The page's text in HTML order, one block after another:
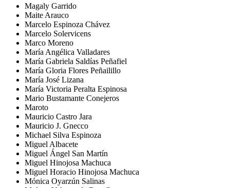
Magaly Garrido
Maite Arauco
Marcelo Espinoza Chávez
Marcelo Solervicens
Marco Moreno
María Angélica Valladares
María Gabriela Saldías Peñafiel
María Gloria Flores Peñailillo
María José Lizana
María Victoria Peralta Espinosa
Mario Bustamante Conejeros
Maroto
Mauricio Castro Jara
Mauricio J. Gnecco
Michael Silva Espinoza
Miguel Albacete
Miguel Ángel San Martín
Miguel Hinojosa Machuca
Miguel Horacio Hinojosa Machuca
Mónica Oyarzún Salinas